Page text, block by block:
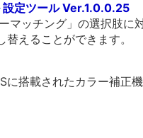
定ツール Ver.1.0.0.25
マッチング」の選択肢
えることができます。
搭載されたカラー補正